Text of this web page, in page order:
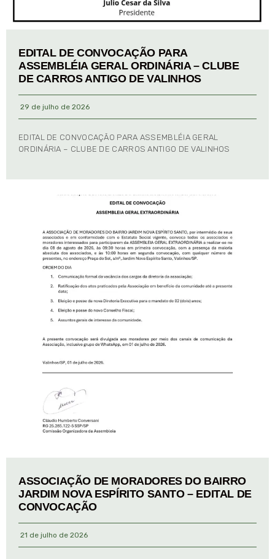
EDITAL DE CONVOCAÇÃO PARA
ASSEMBLÉIA GERAL ORDINÁRIA – CLUBE
DE CARROS ANTIGO DE VALINHOS
29 de julho de 2026
EDITAL DE CONVOCAÇÃO PARA ASSEMBLÉIA GERAL
ORDINÁRIA – CLUBE DE CARROS ANTIGO DE VALINHOS
ASSOCIAÇÃO DE MORADORES DO BAIRRO
JARDIM NOVA ESPÍRITO SANTO – EDITAL DE
CONVOCAÇÃO
21 de julho de 2026